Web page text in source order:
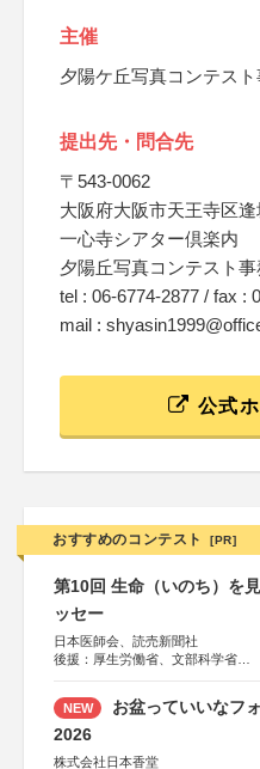
主催
夕陽ケ丘写真コンテスト
提出先・問合先
〒543-0062
大阪府大阪市天王寺区
一心寺シアター倶楽内
夕陽丘写真コンテスト
tel : 06-6774-2877 / fax :
mail :
公式
おすすめのコンテスト [PR]
第10回 生命（いのち）を
ッセー
日本医師会、読売新聞社
後援：厚生労働省、文部科学省
しん生命保険株式会社
NEW
お盆っていいなフ
2026
株式会社日本香堂